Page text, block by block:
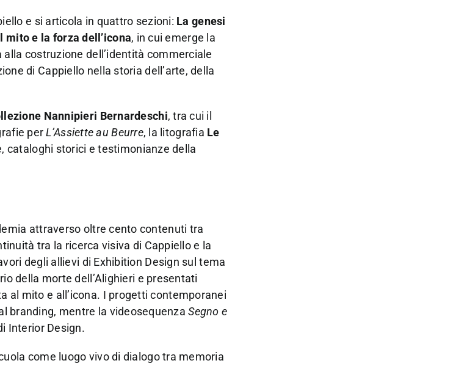
e si articola in quattro sezioni: La genesi
mito e la forza dell’icona, in cui emerge la
alla costruzione dell’identità commerciale
di Cappiello nella storia dell’arte, della
Nannipieri Bernardeschi, tra cui il
perL’Assiette au Beurre, la litografia Le
cataloghi storici e testimonianze della
attraverso oltre cento contenuti tra
tra la ricerca visiva di Cappiello e la
degli allievi di Exhibition Design sul tema
della morte dell’Alighieri e presentati
al mito e all’icona. I progetti contemporanei
branding, mentre la videosequenzaSegno e
Interior Design.
come luogo vivo di dialogo tra memoria